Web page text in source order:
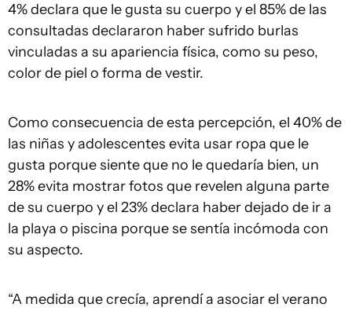
4% declara que le gusta su cuerpo y el 85% de las
consultadas declararon haber sufrido burlas
vinculadas a su apariencia física, como su peso,
color de piel o forma de vestir.
Como consecuencia de esta percepción, el 40% de
las niñas y adolescentes evita usar ropa que le
gusta porque siente que no le quedaría bien, un
28% evita mostrar fotos que revelen alguna parte
de su cuerpo y el 23% declara haber dejado de ir a
la playa o piscina porque se sentía incómoda con
su aspecto.
“A medida que crecía, aprendí a asociar el verano